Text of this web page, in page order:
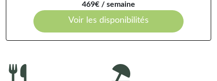
469€ / semaine
Voir les disponibilités